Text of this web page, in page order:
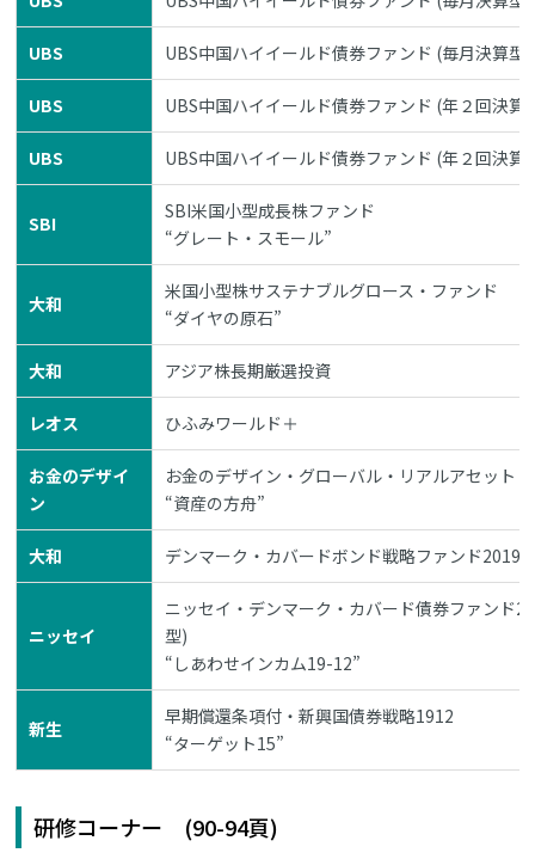
UBS UBS中国ハイイールド債券ファンド (毎月決算型
UBS UBS中国ハイイールド債券ファンド (年２回決算
UBS UBS中国ハイイールド債券ファンド (年２回決算
SBI
SBI米国小型成長株ファンド
“グレート・スモール”
大和
米国小型株サステナブルグロース・ファンド
“ダイヤの原石”
大和 アジア株長期厳選投資
レオス ひふみワールド＋
お金のデザイ
ン
お金のデザイン・グローバル・リアルアセット
“資産の方舟”
大和 デンマーク・カバードボンド戦略ファンド
ニッセイ
ニッセイ・デンマーク・カバード債券ファンド
型)
“しあわせインカム19-12”
新生
早期償還条項付・新興国債券戦略1912
“ターゲット15”
研修コーナー (90-94頁)